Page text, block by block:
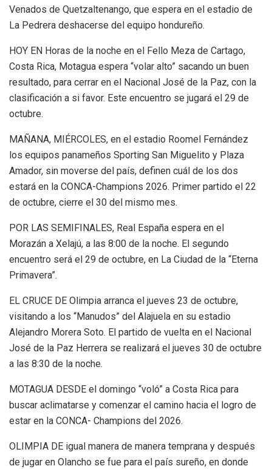
Venados de Quetzaltenango, que espera en el estadio de
La Pedrera deshacerse del equipo hondureño.
HOY EN Horas de la noche en el Fello Meza de Cartago,
Costa Rica, Motagua espera “volar alto” sacando un buen
resultado, para cerrar en el Nacional José de la Paz, con la
clasificación a si favor. Este encuentro se jugará el 29 de
octubre.
MAÑANA, MIÉRCOLES, en el estadio Roomel Fernández
los equipos panameños Sporting San Miguelito y Plaza
Amador, sin moverse del país, definen cuál de los dos
estará en la CONCA-Champions 2026. Primer partido el 22
de octubre, cierre el 30 del mismo mes.
POR LAS SEMIFINALES, Real España espera en el
Morazán a Xelajú, a las 8:00 de la noche. El segundo
encuentro será el 29 de octubre, en La Ciudad de la “Eterna
Primavera”.
EL CRUCE DE Olimpia arranca el jueves 23 de octubre,
visitando a los “Manudos” del Alajuela en su estadio
Alejandro Morera Soto. El partido de vuelta en el Nacional
José de la Paz Herrera se realizará el jueves 30 de octubre
a las 8:30 de la noche.
MOTAGUA DESDE el domingo “voló” a Costa Rica para
buscar aclimatarse y comenzar el camino hacia el logro de
estar en la CONCA- Champions del 2026.
OLIMPIA DE igual manera de manera temprana y después
de jugar en Olancho se fue para el país sureño, en donde